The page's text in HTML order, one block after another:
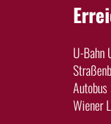
U-Bahn
Wiener